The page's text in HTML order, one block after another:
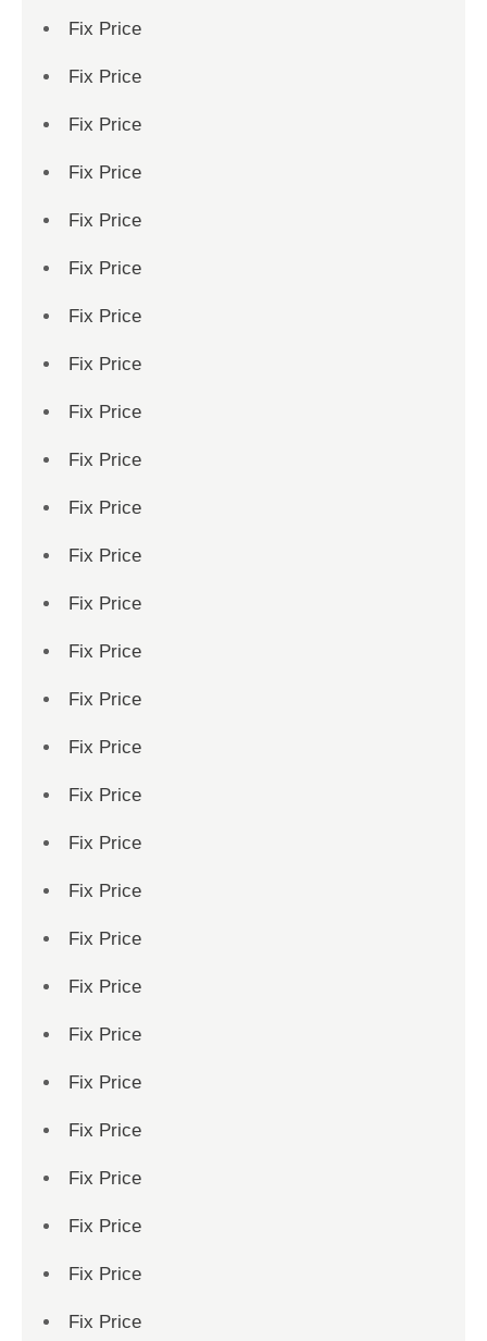
Fix Price
Fix Price
Fix Price
Fix Price
Fix Price
Fix Price
Fix Price
Fix Price
Fix Price
Fix Price
Fix Price
Fix Price
Fix Price
Fix Price
Fix Price
Fix Price
Fix Price
Fix Price
Fix Price
Fix Price
Fix Price
Fix Price
Fix Price
Fix Price
Fix Price
Fix Price
Fix Price
Fix Price